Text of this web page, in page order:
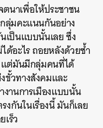
นาเพื่อให้ประชาชน
ลุ่มคะแนนกันอย่าง
เป็นแบบนั้นเลย ซึ่ง
ด้อะไร ถอยหลังด้วยซ้ำ
แต่มันมีกลุ่มคนที่ได้
ขั้วทางสังคมและ
งานการเมืองแบบนั้น
กันในเรื่องนี้ มันก็เลย
ร็ว